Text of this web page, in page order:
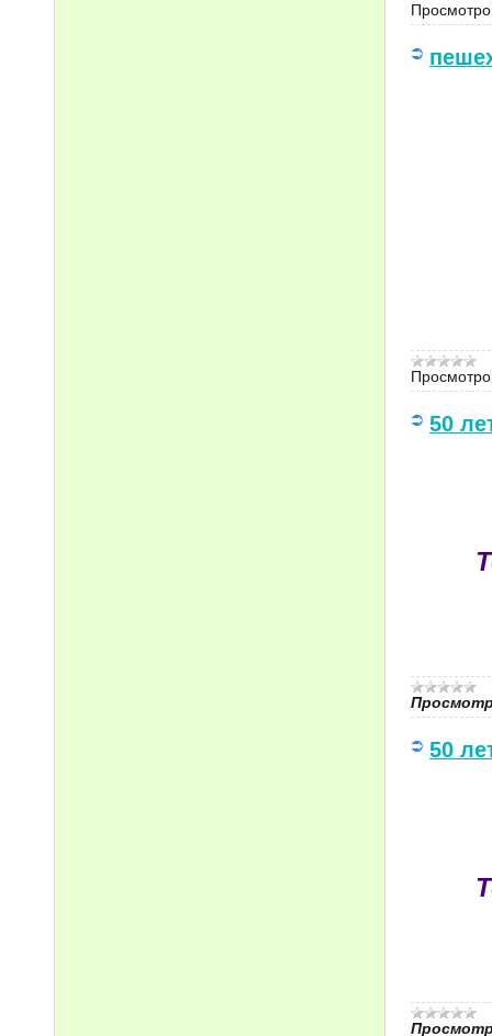
50
50